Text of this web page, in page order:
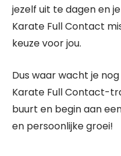
jezelf uit te dagen en
Karate Full Contact
keuze voor jou.
Dus waar wacht je
Karate Full Contact-
buurt en begin aan
en persoonlijke groei!